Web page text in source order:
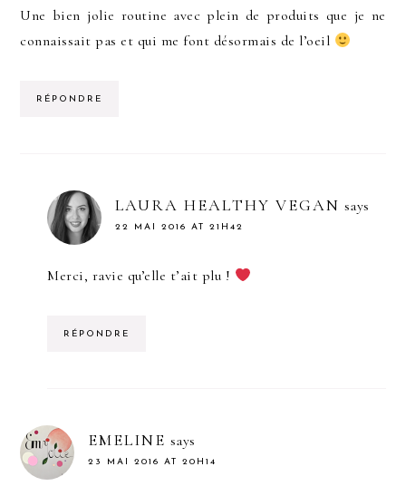
Une bien jolie routine avec plein de produits que je ne
connaissait pas et qui me font désormais de l’oeil
RÉPONDRE
LAURA HEALTHY VEGAN says
22 MAI 2016 AT 21H42
Merci, ravie qu’elle t’ait plu !
RÉPONDRE
EMELINE says
23 MAI 2016 AT 20H14